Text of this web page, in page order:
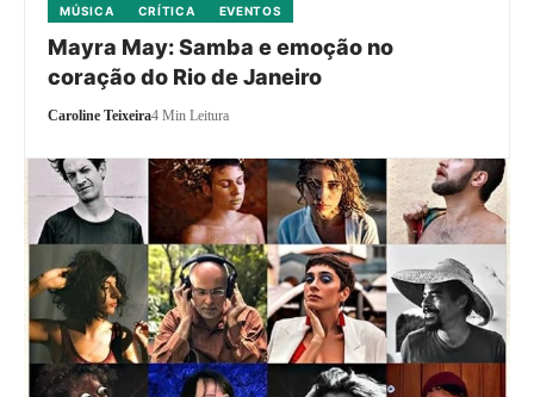
MÚSICA CRÍTICA EVENTOS
Mayra May: Samba e emoção no
coração do Rio de Janeiro
Caroline Teixeira4 Min Leitura